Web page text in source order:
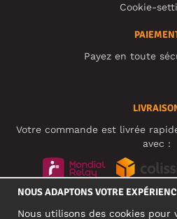
Cookie-
Payez en toute
Votre commande est livrée
avec :
NOUS ADAPTONS VOTRE
Nous utilisons des cookies pour